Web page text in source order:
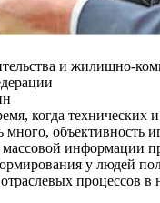
и жилищно-
когда технических
много, объективность
массовой информации
у людей
процессов в